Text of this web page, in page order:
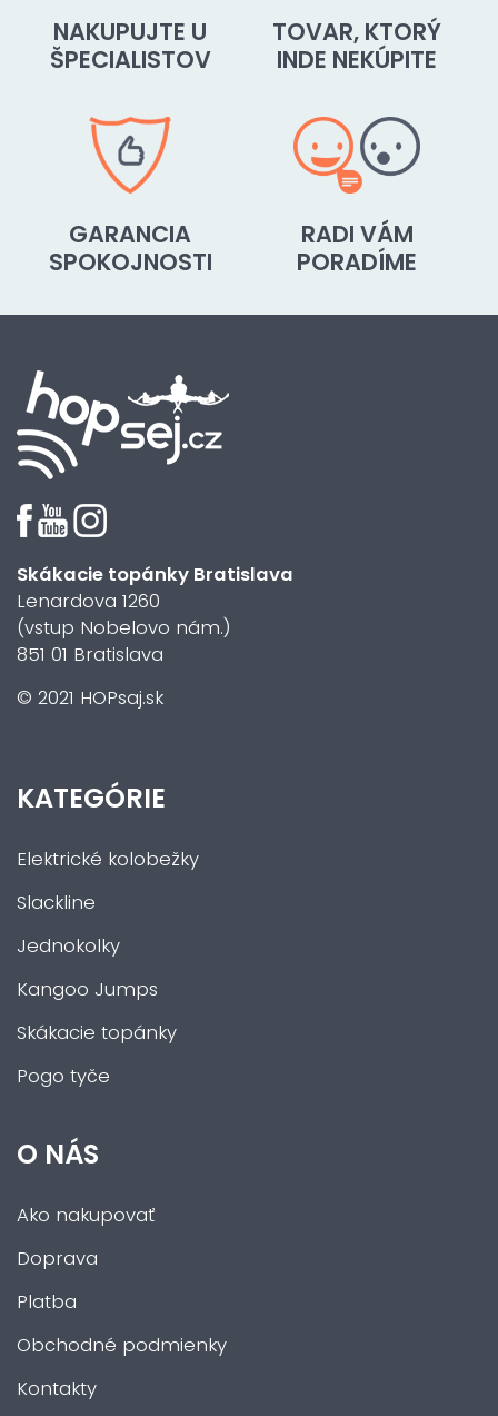
NAKUPUJTE U
ŠPECIALISTOV
TOVAR, KTORÝ
INDE NEKÚPITE
GARANCIA
SPOKOJNOSTI
RADI VÁM
PORADÍME
Skákacie topánky Bratislava
Lenardova 1260
(vstup Nobelovo nám.)
851 01 Bratislava
© 2021 HOPsaj.sk
KATEGÓRIE
Elektrické kolobežky
Slackline
Jednokolky
Kangoo Jumps
Skákacie topánky
Pogo tyče
O NÁS
Ako nakupovať
Doprava
Platba
Obchodné podmienky
Kontakty